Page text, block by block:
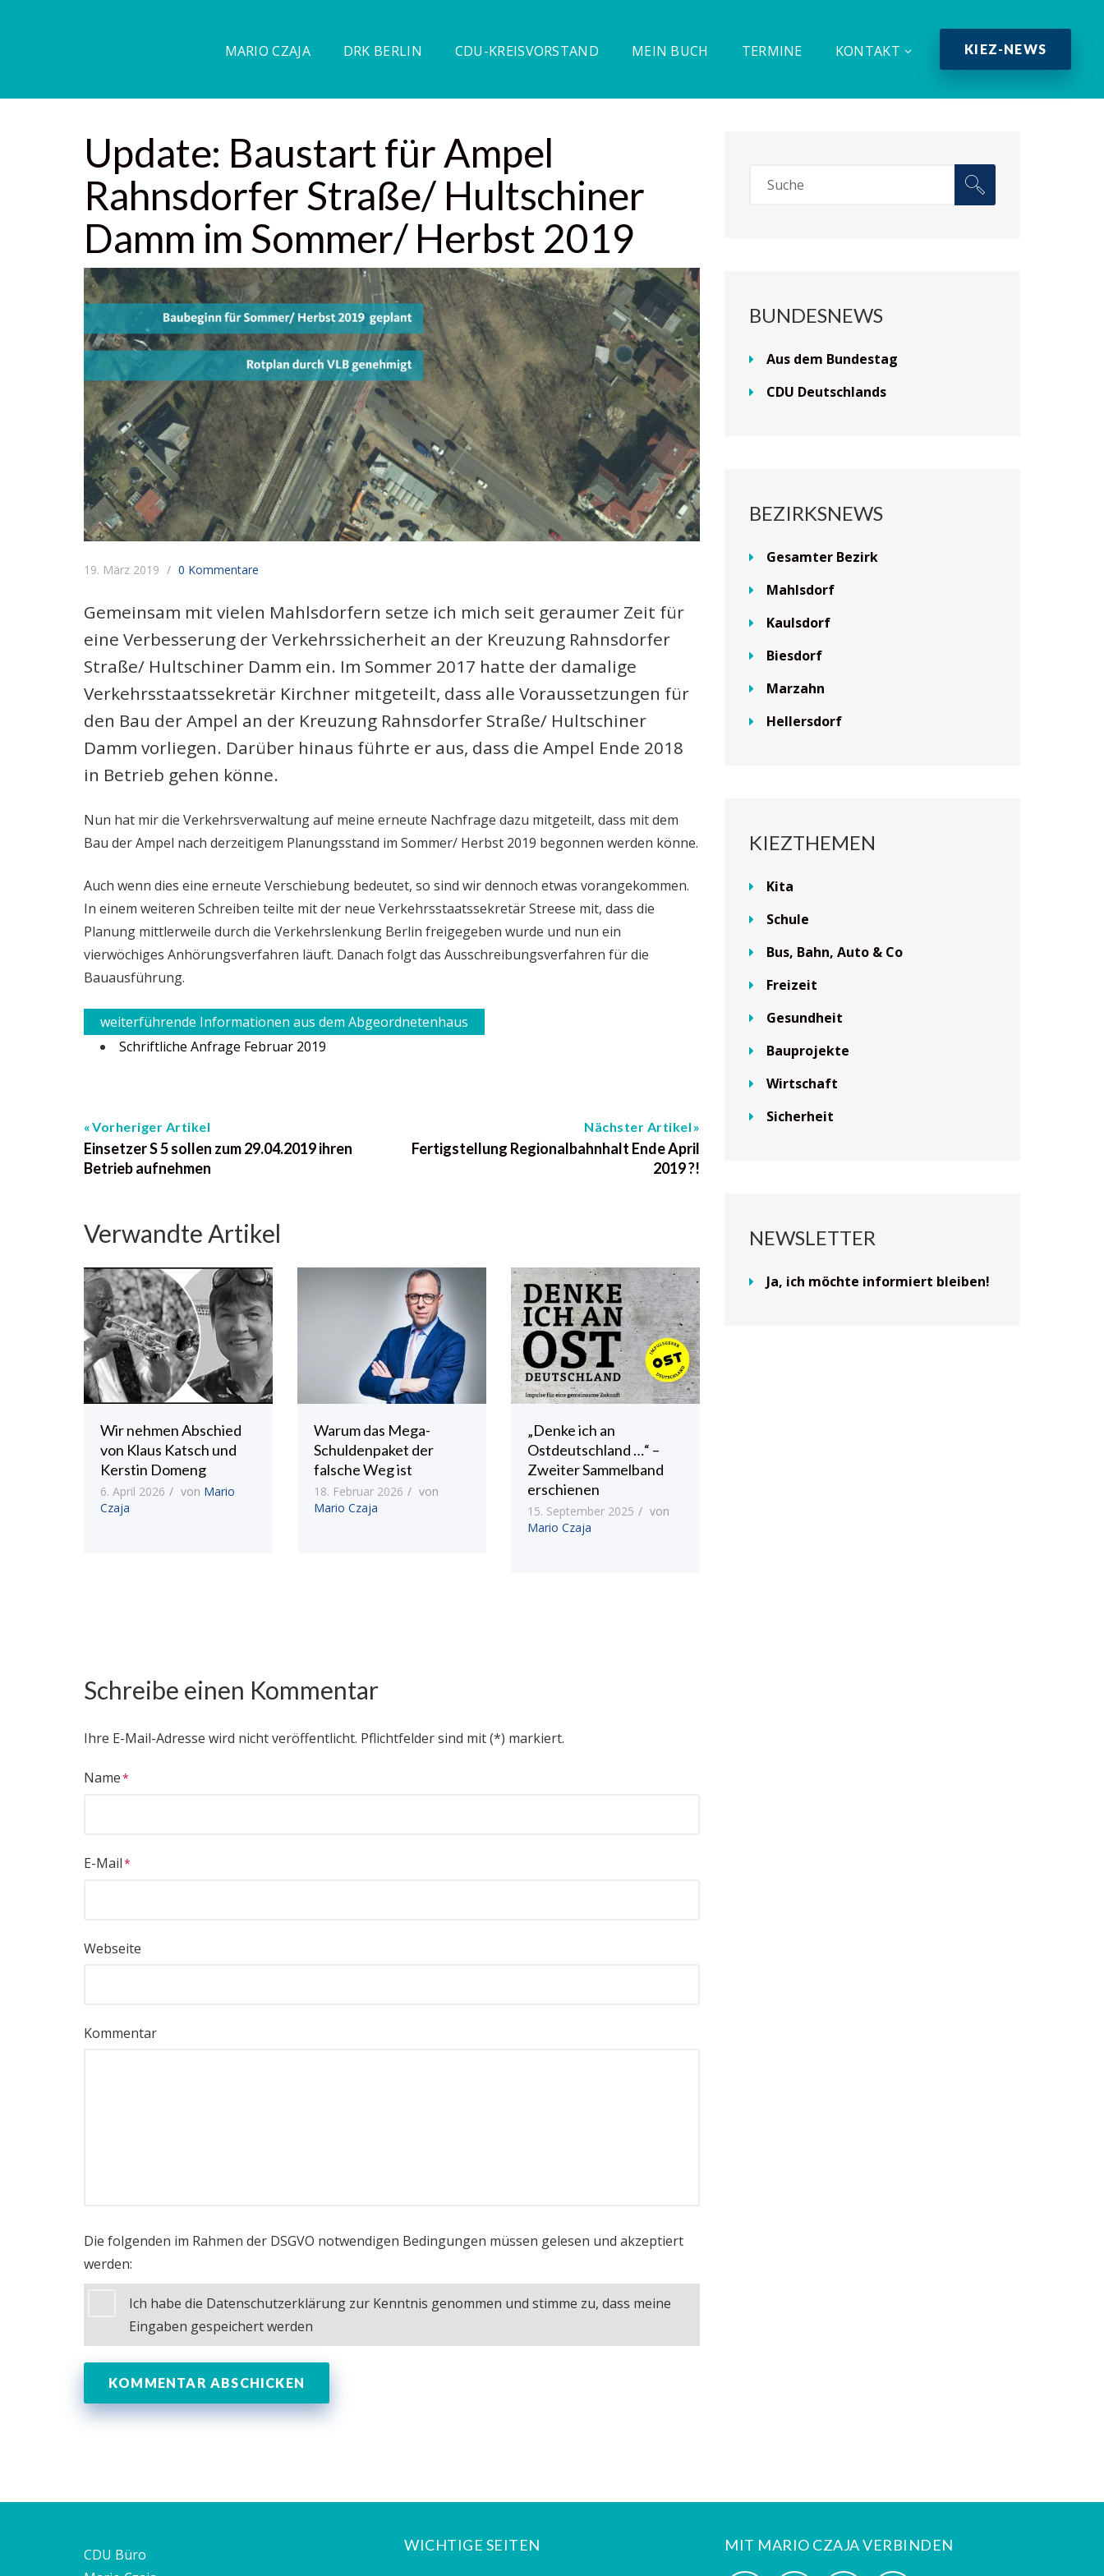
MARIO CZAJA DRK BERLIN CDU-KREISVORSTAND MEIN BUCH TERMINE KONTAKT KIEZ-NEWS
Update: Baustart für Ampel
Rahnsdorfer Straße/ Hultschiner
Damm im Sommer/ Herbst 2019
19. März 2019 0 Kommentare
Gemeinsam mit vielen Mahlsdorfern setze ich mich seit geraumer Zeit für
eine Verbesserung der Verkehrssicherheit an der Kreuzung Rahnsdorfer
Straße/ Hultschiner Damm ein. Im Sommer 2017 hatte der damalige
Verkehrsstaatssekretär Kirchner mitgeteilt, dass alle Voraussetzungen für
den Bau der Ampel an der Kreuzung Rahnsdorfer Straße/ Hultschiner
Damm vorliegen. Darüber hinaus führte er aus, dass die Ampel Ende 2018
in Betrieb gehen könne.
Nun hat mir die Verkehrsverwaltung auf meine erneute Nachfrage dazu mitgeteilt, dass mit dem
Bau der Ampel nach derzeitigem Planungsstand im Sommer/ Herbst 2019 begonnen werden könne.
Auch wenn dies eine erneute Verschiebung bedeutet, so sind wir dennoch etwas vorangekommen.
In einem weiteren Schreiben teilte mit der neue Verkehrsstaatssekretär Streese mit, dass die
Planung mittlerweile durch die Verkehrslenkung Berlin freigegeben wurde und nun ein
vierwöchiges Anhörungsverfahren läuft. Danach folgt das Ausschreibungsverfahren für die
Bauausführung.
weiterführende Informationen aus dem Abgeordnetenhaus
Schriftliche Anfrage Februar 2019
Vorheriger Artikel
Einsetzer S 5 sollen zum 29.04.2019 ihren
Betrieb aufnehmen
Nächster Artikel
Fertigstellung Regionalbahnhalt Ende April
2019 ?!
Verwandte Artikel
Wir nehmen Abschied
von Klaus Katsch und
Kerstin Domeng
6. April 2026 von Mario
Czaja
Warum das Mega-
Schuldenpaket der
falsche Weg ist
18. Februar 2026
von
Mario Czaja
„Denke ich an
Ostdeutschland …“ –
Zweiter Sammelband
erschienen
15. September 2025
von
Mario Czaja
Schreibe einen Kommentar
Ihre E-Mail-Adresse wird nicht veröffentlicht. Pflichtfelder sind mit (*) markiert.
Name
E-Mail
Webseite
Kommentar
Die folgenden im Rahmen der DSGVO notwendigen Bedingungen müssen gelesen und akzeptiert
werden:
Ich habe die Datenschutzerklärung zur Kenntnis genommen und stimme zu, dass meine
Eingaben gespeichert werden
BUNDESNEWS
Aus dem Bundestag
CDU Deutschlands
BEZIRKSNEWS
Gesamter Bezirk
Mahlsdorf
Kaulsdorf
Biesdorf
Marzahn
Hellersdorf
KIEZTHEMEN
Kita
Schule
Bus, Bahn, Auto & Co
Freizeit
Gesundheit
Bauprojekte
Wirtschaft
Sicherheit
NEWSLETTER
Ja, ich möchte informiert bleiben!
CDU Büro
WICHTIGE SEITEN MIT MARIO CZAJA VERBINDEN